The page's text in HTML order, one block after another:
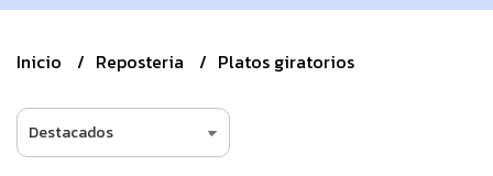
Inicio Reposteria Platos giratorios